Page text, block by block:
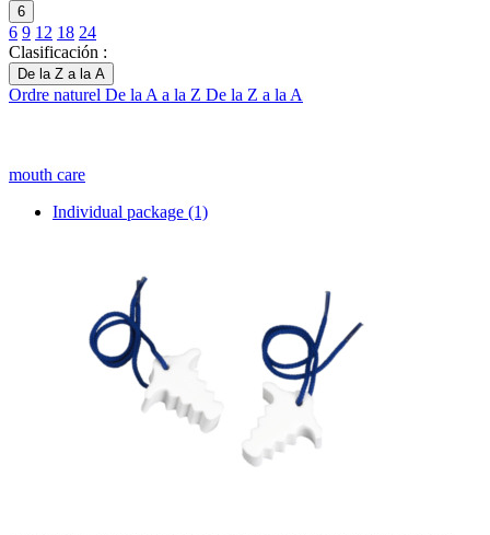
6
6 9 12 18 24
Clasificación :
De la Z a la A
Ordre naturel De la A a la Z De la Z a la A
mouth care
Individual package (1)